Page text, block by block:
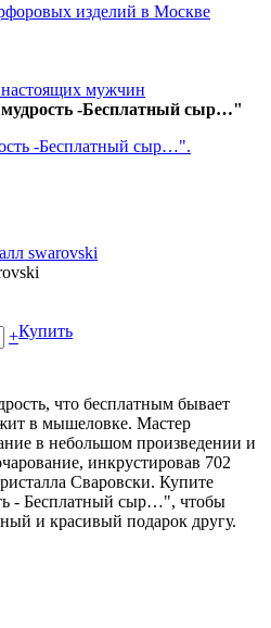
изделий в Москве
настоящих мужчин
-Бесплатный сыр…"
swarovski
+Купить
что бесплатным бывает
в мышеловке. Мастер
в небольшом произведении и
инкрустировав 702
Сваровски. Купите
- Бесплатный сыр…", чтобы
и красивый подарок другу.